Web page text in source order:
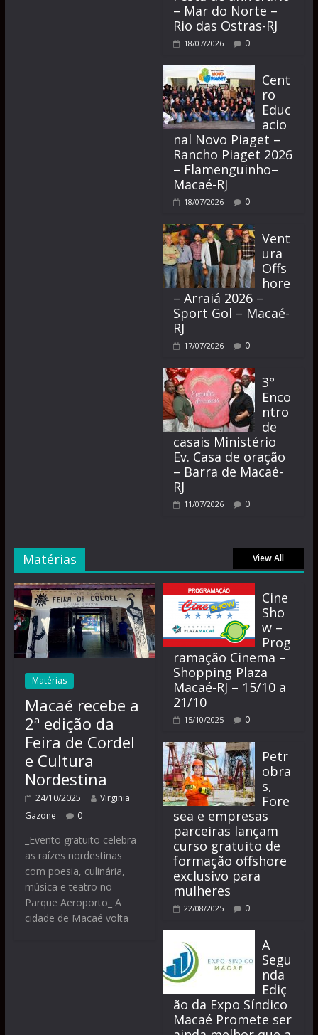
– Mar do Norte –
Rio das Ostras-RJ
18/07/2026 0
Cent
ro
Educ
acio
nal Novo Piaget –
Rancho Piaget 2026
– Flamenguinho–
Macaé-RJ
18/07/2026 0
Vent
ura
Offs
hore
– Arraiá 2026 –
Sport Gol – Macaé-
RJ
17/07/2026 0
3°
Enco
ntro
de
casais Ministério
Ev. Casa de oração
– Barra de Macaé-
RJ
11/07/2026 0
Matérias View All
Matérias
Macaé recebe a
2ª edição da
Feira de Cordel
e Cultura
Nordestina
24/10/2025
Virginia
Gazone
0
_Evento gratuito celebra
as raízes nordestinas
com poesia, culinária,
música e teatro no
Parque Aeroporto_ A
cidade de Macaé volta
Cine
Sho
w –
Prog
ramação Cinema –
Shopping Plaza
Macaé-RJ – 15/10 a
21/10
15/10/2025 0
Petr
obra
s,
Fore
sea e empresas
parceiras lançam
curso gratuito de
formação offshore
exclusivo para
mulheres
22/08/2025 0
A
Segu
nda
Ediç
ão da Expo Síndico
Macaé Promete ser